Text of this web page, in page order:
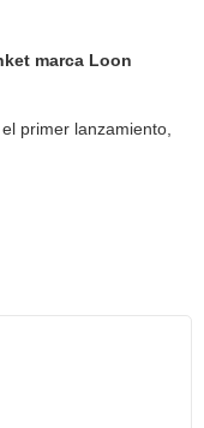
marca Loon
primer lanzamiento,